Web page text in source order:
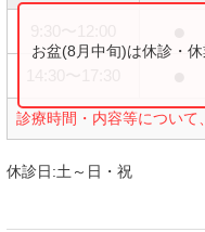
診療時間・内容等について
お盆(8月中旬)は休診・
休診日:土～日・祝